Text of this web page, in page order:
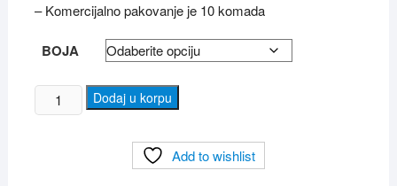
– Komercijalno pakovanje je 10 komada
BOJA
CENTROPEN
permanetni
Dodaj u korpu
Add to wishlist